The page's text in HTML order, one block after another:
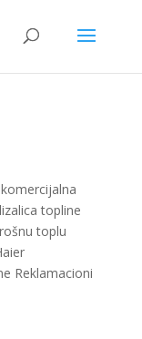
topline
toplu
Reklamacioni